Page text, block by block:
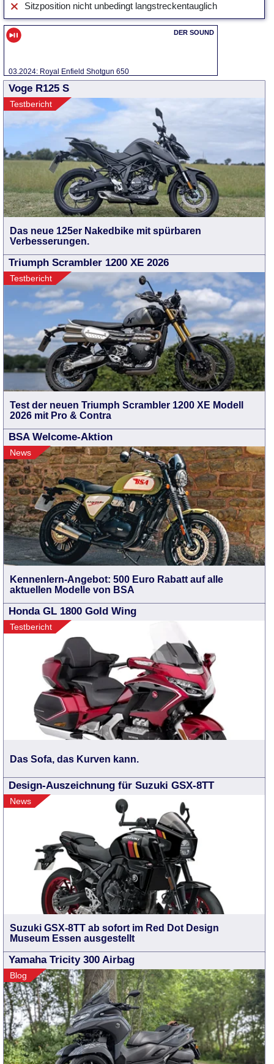
Sitzposition nicht unbedingt langstreckentauglich
03.2024: Royal Enfield Shotgun 650
Voge R125 S
Testbericht
Das neue 125er Nakedbike mit spürbaren
Verbesserungen.
Triumph Scrambler 1200 XE 2026
Testbericht
Test der neuen Triumph Scrambler 1200 XE Modell
2026 mit Pro & Contra
BSA Welcome-Aktion
News
Kennenlern-Angebot: 500 Euro Rabatt auf alle
aktuellen Modelle von BSA
Honda GL 1800 Gold Wing
Testbericht
Das Sofa, das Kurven kann.
Design-Auszeichnung für Suzuki GSX-8TT
News
Suzuki GSX-8TT ab sofort im Red Dot Design
Museum Essen ausgestellt
Yamaha Tricity 300 Airbag
Blog